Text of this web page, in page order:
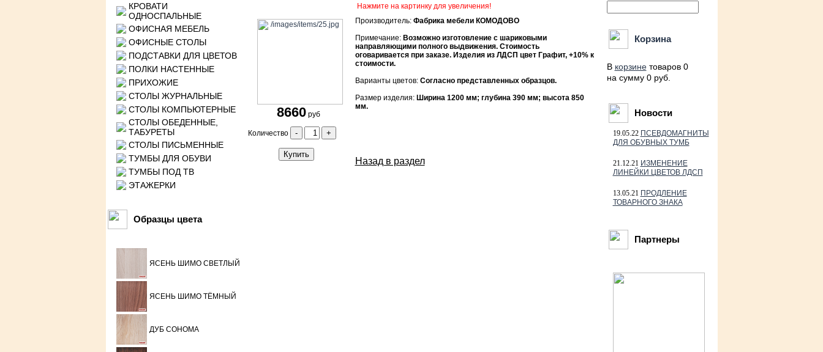
КРОВАТИ
ОДНОСПАЛЬНЫЕ
ОФИСНАЯ МЕБЕЛЬ
ОФИСНЫЕ СТОЛЫ
ПОДСТАВКИ ДЛЯ ЦВЕТОВ
ПОЛКИ НАСТЕННЫЕ
ПРИХОЖИЕ
СТОЛЫ ЖУРНАЛЬНЫЕ
СТОЛЫ КОМПЬЮТЕРНЫЕ
СТОЛЫ ОБЕДЕННЫЕ,
ТАБУРЕТЫ
СТОЛЫ ПИСЬМЕННЫЕ
ТУМБЫ ДЛЯ ОБУВИ
ТУМБЫ ПОД ТВ
ЭТАЖЕРКИ
Образцы цвета
ЯСЕНЬ ШИМО СВЕТЛЫЙ
ЯСЕНЬ ШИМО ТЁМНЫЙ
ДУБ СОНОМА
Нажмите на картинку для увеличения!
8660руб
Количество - +
Купить
Производитель: Фабрика мебели КОМОДОВО
Примечание: Возможно изготовление с шариковыми
направляющими полного выдвижения. Стоимость
оговаривается при заказе. Изделия из ЛДСП цвет Графит, +10% к
стоимости.
Варианты цветов: Согласно представленных образцов.
Размер изделия: Ширина 1200 мм; глубина 390 мм; высота 850
мм.
Назад в раздел
Корзина
В корзинетоваров 0
на сумму 0 руб.
Новости
19.05.22 ПСЕВДОМАГНИТЫ
ДЛЯ ОБУВНЫХ ТУМБ
21.12.21 ИЗМЕНЕНИЕ
ЛИНЕЙКИ ЦВЕТОВ ЛДСП
13.05.21 ПРОДЛЕНИЕ
ТОВАРНОГО ЗНАКА
Партнеры